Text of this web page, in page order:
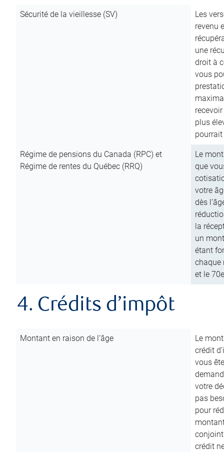
Sécurité de la vieillesse (SV)
Les
revenu
une
droit à
vous
plus
Régime de pensions du Canada (RPC) et
Régime de rentes du Québec (RRQ)
Le
que
votre
dès
la
un
étant
chaque
et le
4. Crédits d’impôt
Montant en raison de l’âge
Le
crédit
vous
votre
pas
pour
conjoint
crédit